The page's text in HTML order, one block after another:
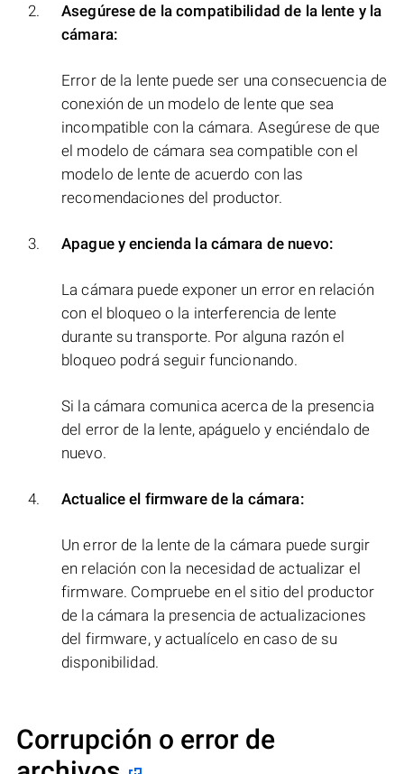
Asegúrese de la compatibilidad de la lente y la
cámara:
Error de la lente puede ser una consecuencia de
conexión de un modelo de lente que sea
incompatible con la cámara. Asegúrese de que
el modelo de cámara sea compatible con el
modelo de lente de acuerdo con las
recomendaciones del productor.
Apague y encienda la cámara de nuevo:
La cámara puede exponer un error en relación
con el bloqueo o la interferencia de lente
durante su transporte. Por alguna razón el
bloqueo podrá seguir funcionando.
Si la cámara comunica acerca de la presencia
del error de la lente, apáguelo y enciéndalo de
nuevo.
Actualice el firmware de la cámara:
Un error de la lente de la cámara puede surgir
en relación con la necesidad de actualizar el
firmware. Compruebe en el sitio del productor
de la cámara la presencia de actualizaciones
del firmware, y actualícelo en caso de su
disponibilidad.
Corrupción o error de